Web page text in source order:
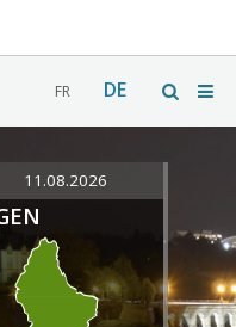
FR DE
11.08.2026